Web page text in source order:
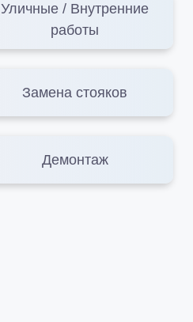
Уличные / Внутренние
работы
Замена стояков
Демонтаж